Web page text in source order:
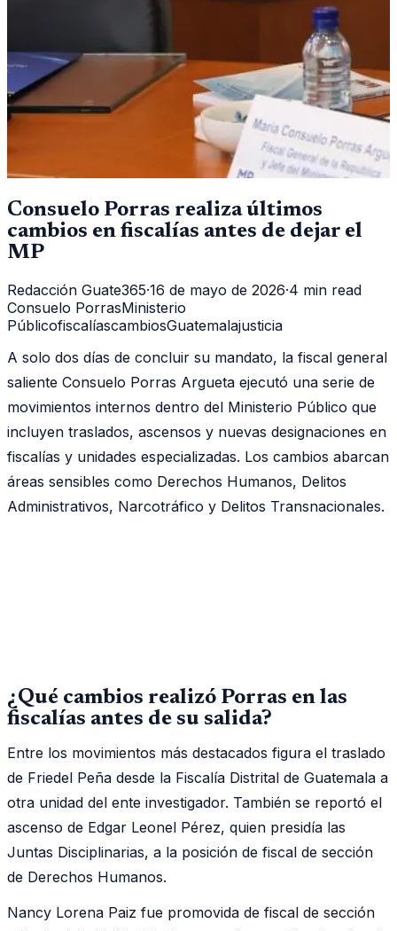
Consuelo Porras realiza últimos
cambios en fiscalías antes de dejar el
MP
Redacción Guate365·16 de mayo de 2026·4 min read
Consuelo PorrasMinisterio
PúblicofiscalíascambiosGuatemalajusticia
A solo dos días de concluir su mandato, la fiscal general
saliente Consuelo Porras Argueta ejecutó una serie de
movimientos internos dentro del Ministerio Público que
incluyen traslados, ascensos y nuevas designaciones en
fiscalías y unidades especializadas. Los cambios abarcan
áreas sensibles como Derechos Humanos, Delitos
Administrativos, Narcotráfico y Delitos Transnacionales.
¿Qué cambios realizó Porras en las
fiscalías antes de su salida?
Entre los movimientos más destacados figura el traslado
de Friedel Peña desde la Fiscalía Distrital de Guatemala a
otra unidad del ente investigador. También se reportó el
ascenso de Edgar Leonel Pérez, quien presidía las
Juntas Disciplinarias, a la posición de fiscal de sección
de Derechos Humanos.
Nancy Lorena Paiz fue promovida de fiscal de sección